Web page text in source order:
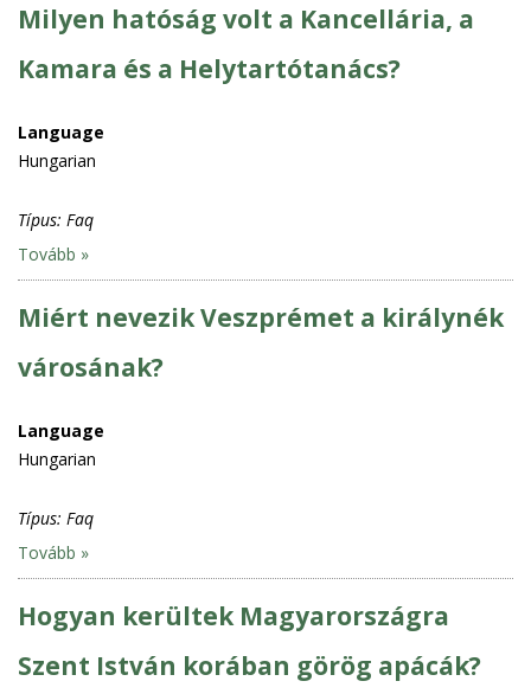
Milyen hatóság volt a Kancellária, a
Kamara és a Helytartótanács?
Language
Hungarian
Típus: Faq
Tovább »
Miért nevezik Veszprémet a királynék
városának?
Language
Hungarian
Típus: Faq
Tovább »
Hogyan kerültek Magyarországra
Szent István korában görög apácák?